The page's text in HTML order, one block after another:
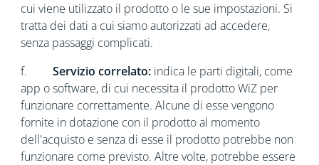
cui viene utilizzato il prodotto o le sue impostazioni. Si
tratta dei dati a cui siamo autorizzati ad accedere,
senza passaggi complicati.
f. Servizio correlato: indica le parti digitali, come
app o software, di cui necessita il prodotto WiZ per
funzionare correttamente. Alcune di esse vengono
fornite in dotazione con il prodotto al momento
dell'acquisto e senza di esse il prodotto potrebbe non
funzionare come previsto. Altre volte, potrebbe essere